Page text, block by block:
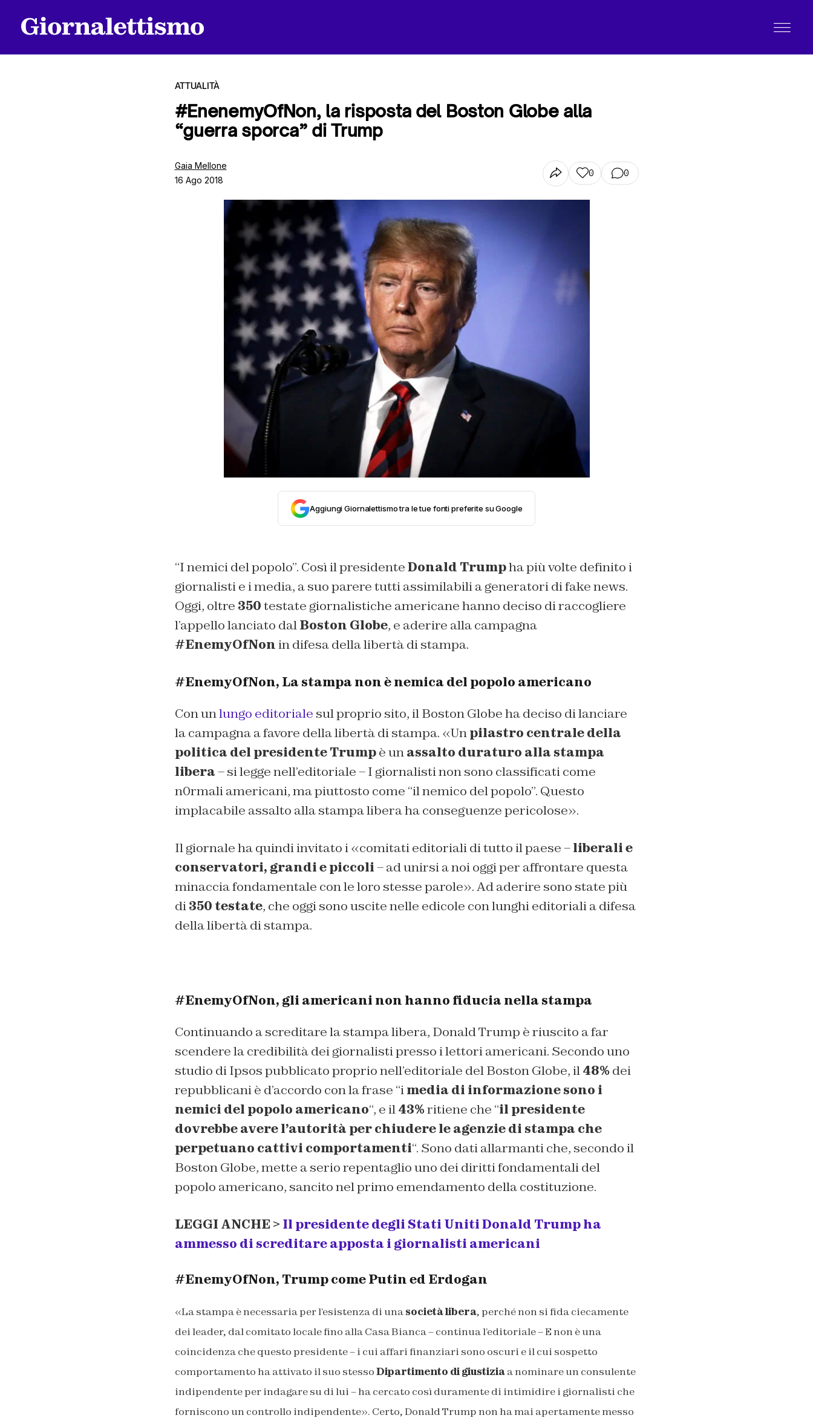
ATTUALITÀ
#EnenemyOfNon, la risposta del Boston Globe alla
“guerra sporca” di Trump
Gaia Mellone
16 Ago 2018
0 0
Aggiungi Giornalettismo tra le tue fonti preferite su Google
“I nemici del popolo”. Così il presidenteDonald Trumpha più volte definito i
giornalisti e i media, a suo parere tutti assimilabili a generatori di fake news.
Oggi, oltre 350testate giornalistiche americane hanno deciso di raccogliere
l’appello lanciato dalBoston Globe, e aderire alla campagna
#EnemyOfNonin difesa della libertà di stampa.
#EnemyOfNon, La stampa non è nemica del popolo americano
Con unlungo editoriale sul proprio sito, il Boston Globe ha deciso di lanciare
la campagna a favore della libertà di stampa. «Unpilastro centrale della
politica del presidente Trumpè unassalto duraturo alla stampa
libera– si legge nell’editoriale – I giornalisti non sono classificati come
n0rmali americani, ma piuttosto come “il nemico del popolo”. Questo
implacabile assalto alla stampa libera ha conseguenze pericolose».
Il giornale ha quindi invitato i «comitati editoriali di tutto il paese –liberali e
conservatori, grandi e piccoli– ad unirsi a noi oggi per affrontare questa
minaccia fondamentale con le loro stesse parole». Ad aderire sono state più
di350 testate, che oggi sono uscite nelle edicole con lunghi editoriali a difesa
della libertà di stampa.
#EnemyOfNon, gli americani non hanno fiducia nella stampa
Continuando a screditare la stampa libera, Donald Trump è riuscito a far
scendere la credibilità dei giornalisti presso i lettori americani. Secondo uno
studio di Ipsos pubblicato proprio nell’editoriale del Boston Globe, il48% dei
repubblicani è d’accordo con la frase “imedia di informazione sono i
nemici del popolo americano“, e il43%ritiene che “il presidente
dovrebbe avere l’autorità per chiudere le agenzie di stampa che
perpetuano cattivi comportamenti“. Sono dati allarmanti che, secondo il
Boston Globe, mette a serio repentaglio uno dei diritti fondamentali del
popolo americano, sancito nel primo emendamento della costituzione.
LEGGI ANCHE > Il presidente degli Stati Uniti Donald Trump ha
ammesso di screditare apposta i giornalisti americani
#EnemyOfNon, Trump come Putin ed Erdogan
«La stampa è necessaria per l’esistenza di una società libera, perché non si fida ciecamente
dei leader, dal comitato locale fino alla Casa Bianca – continua l’editoriale –E non è una
coincidenza che questo presidente – i cui affari finanziari sono oscuri e il cui sospetto
comportamento ha attivato il suo stesso Dipartimento di giustiziaa nominare un consulente
indipendente per indagare su di lui – ha cercato così duramente di intimidire i giornalisti che
forniscono un controllo indipendente». Certo, Donald Trump non ha mai apertamente messo